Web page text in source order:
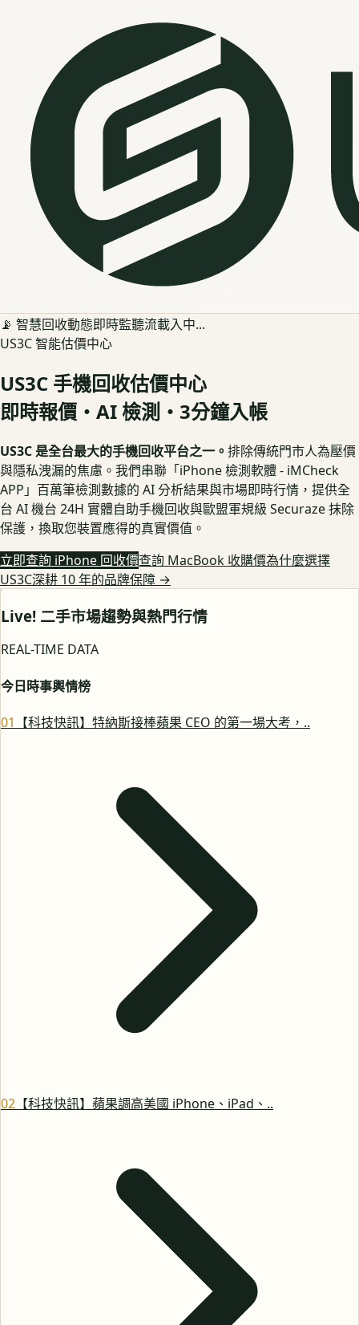
📡 智慧回收動態即時監聽流載入中...
US3C 智能估價中心
US3C 手機回收估價中心
即時報價・AI 檢測・3分鐘入帳
US3C 是全台最大的手機回收平台之一。 排除傳統門市人為壓價
與隱私洩漏的焦慮。我們串聯「iPhone 檢測軟體 - iMCheck
APP」百萬筆檢測數據的 AI 分析結果與市場即時行情，提供全
台 AI 機台 24H 實體自助手機回收與歐盟軍規級 Securaze 抹除
保護，換取您裝置應得的真實價值。
立即查詢 iPhone 回收價查詢 MacBook 收購價為什麼選擇
US3C深耕 10 年的品牌保障 →
Live! 二手市場趨勢與熱門行情
REAL-TIME DATA
今日時事輿情榜
01 【科技快訊】特納斯接棒蘋果 CEO 的第一場大考，..
02 【科技快訊】蘋果調高美國 iPhone、iPad、..